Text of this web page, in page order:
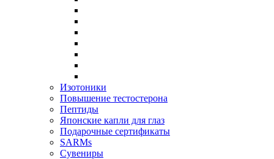
Изотоники
Повышение тестостерона
Пептиды
Японские капли для глаз
Подарочные сертификаты
SARMs
Сувениры